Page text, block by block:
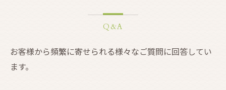
Q&A
お客様から頻繁に寄せられる様々なご質問に回答してい
ます。